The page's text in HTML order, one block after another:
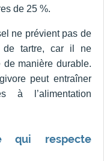
de 25 %.
ne prévient pas de
de tartre, car il ne
manière durable.
peut entraîner
à l’alimentation
qui respecte